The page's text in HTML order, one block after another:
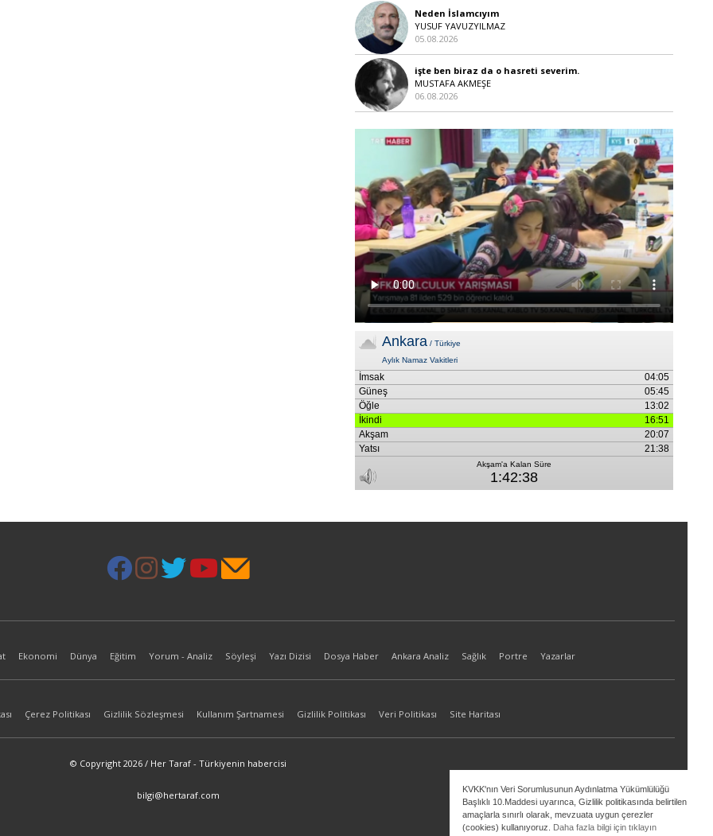
KVKK'nın Veri Sorumlusunun Aydınlatma Yükümlülüğü
Başlıklı 10.Maddesi uyarınca, Gizlilik politikasında belirtilen
amaçlarla sınırlı olarak, mevzuata uygun çerezler
(cookies) kullanıyoruz. Daha fazla bilgi için tıklayın
Neden İslamcıyım
YUSUF YAVUZYILMAZ
05.08.2026
işte ben biraz da o hasreti severim.
MUSTAFA AKMEŞE
06.08.2026
Ekonomi Dünya Eğitim Yorum - Analiz Söyleşi Yazı Dizisi Dosya Haber Ankara Analiz Sağlık Portre Yazarlar
Çerez Politikası Gizlilik Sözleşmesi Kullanım Şartnamesi Gizlilik Politikası Veri Politikası Site Haritası
© Copyright 2026 / Her Taraf - Türkiyenin habercisi
bilgi@hertaraf.com